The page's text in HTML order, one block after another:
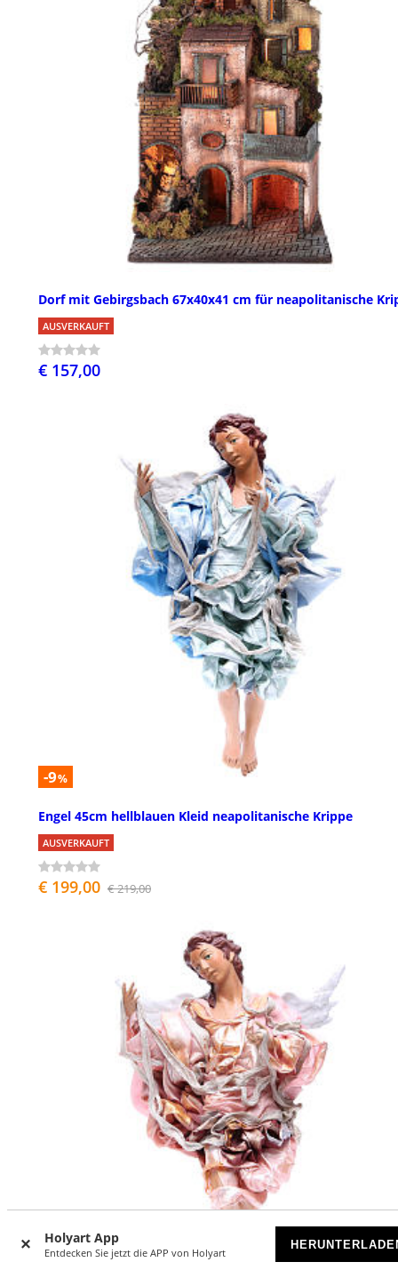
Holyart App
Entdecken Sie jetzt die APP von Holyart
Dorf mit Gebirgsbach 67x40x41 cm für neapolitanische
AUSVERKAUFT
€ 157,00
-9%
Engel 45cm hellblauen Kleid neapolitanische Krippe
AUSVERKAUFT
€ 199,00 € 219,00